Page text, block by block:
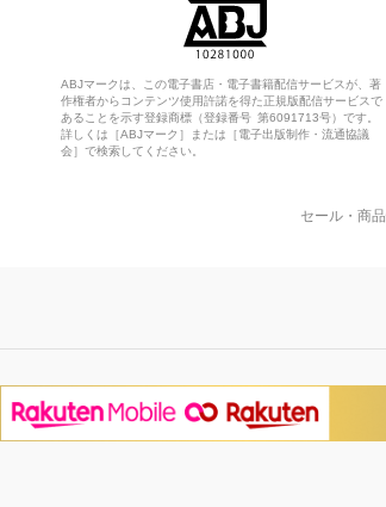
ABJマークは、この電子書店・電子書籍配信サービスが、著
作権者からコンテンツ使用許諾を得た正規版配信サービスで
あることを示す登録商標（登録番号 第6091713号）です。
詳しくは［ABJマーク］または［電子出版制作・流通協議
会］で検索してください。
セール・商